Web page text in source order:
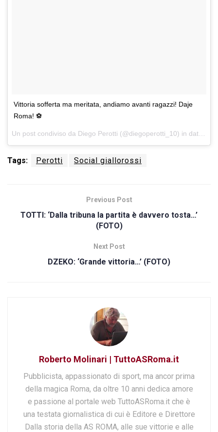
Vittoria sofferta ma meritata, andiamo avanti ragazzi! Daje
Roma! ⚽️
Tags: Perotti Social giallorossi
Previous Post
TOTTI: ‘Dalla tribuna la partita è davvero tosta…’
(FOTO)
Next Post
DZEKO: ‘Grande vittoria…’ (FOTO)
Roberto Molinari | TuttoASRoma.it
Pubblicista, appassionato di sport, ma ancor prima
della magica Roma, da oltre 10 anni dedica amore
e passione al portale web TuttoASRoma.it che è
una testata giornalistica di cui è Editore e Direttore
Dalla storia della AS ROMA, alle sue vittorie e alle